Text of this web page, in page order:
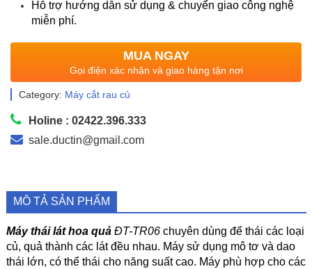
Hỗ trợ hướng dẫn sử dụng & chuyển giao công nghệ
miễn phí.
MUA NGAY
Gọi điện xác nhận và giao hàng tận nơi
Category: Máy cắt rau củ
Holine : 02422.396.333
sale.ductin@gmail.com
MÔ TẢ SẢN PHẨM
Máy thái lát hoa quảĐT-TR06chuyên dùng để thái các loại
củ, quả thành các lát đều nhau. Máy sử dụng mô tơ và dao
thái lớn, có thể thái cho năng suất cao. Máy phù hợp cho các